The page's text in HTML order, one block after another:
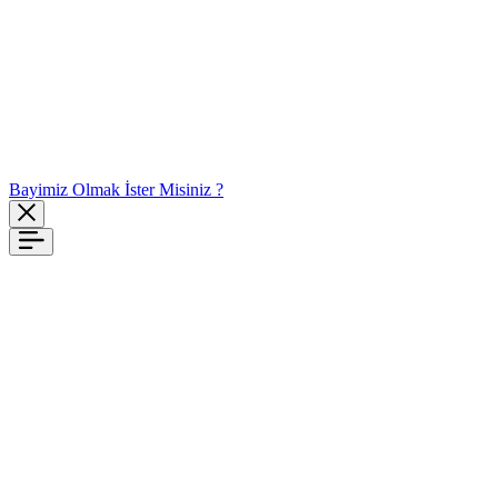
Bayimiz Olmak İster Misiniz ?